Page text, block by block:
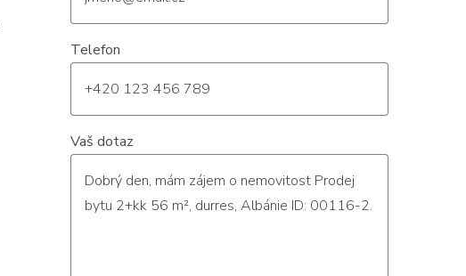
Telefon
Vaš dotaz